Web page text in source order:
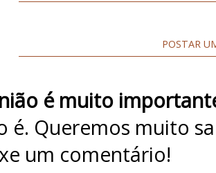
POSTAR
é muito
é. Queremos muito
um comentário!